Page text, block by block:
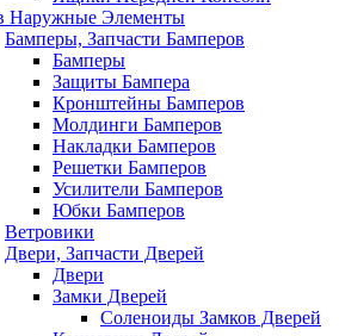
Наружные Элементы
Бамперы, Запчасти Бамперов
Бамперы
Защиты Бампера
Кронштейны Бамперов
Молдинги Бамперов
Накладки Бамперов
Решетки Бамперов
Усилители Бамперов
Юбки Бамперов
Ветровики
Двери, Запчасти Дверей
Двери
Замки Дверей
Соленоиды Замков Дверей